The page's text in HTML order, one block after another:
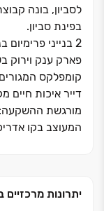
לסביון, בונה
בפינת סביון.
פארק ענק וירוק בשטח ‏88
קומפלקס
דייר איכות חיים
מורגשת ההשקעה:
המעוצב בקו
הפרויקט כולל:
יתרונות מרכזיים